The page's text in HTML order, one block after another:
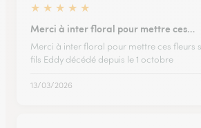
★ ★ ★ ★ ★
Merci à inter floral pour mettre ces…
Merci à inter floral pour mettre ces fleurs
fils Eddy décédé depuis le 1 octobre
13/03/2026